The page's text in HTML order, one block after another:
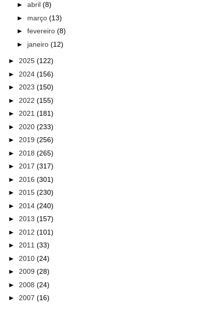
► abril (8)
► março (13)
► fevereiro (8)
► janeiro (12)
► 2025 (122)
► 2024 (156)
► 2023 (150)
► 2022 (155)
► 2021 (181)
► 2020 (233)
► 2019 (256)
► 2018 (265)
► 2017 (317)
► 2016 (301)
► 2015 (230)
► 2014 (240)
► 2013 (157)
► 2012 (101)
► 2011 (33)
► 2010 (24)
► 2009 (28)
► 2008 (24)
► 2007 (16)